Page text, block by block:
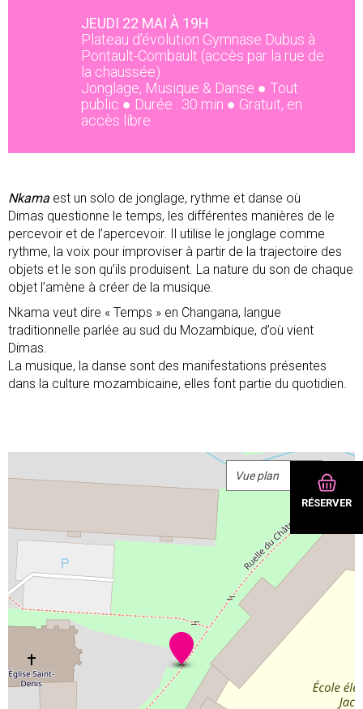
RÉSERVER
JEUDI 22 MAI À 19H
Plateau d'évolution Gymnase Dubus à
Pontault-Combault (accès par la rue de
la chaussée)
Jonglage, Musique & Danse ● Tout
public ● Durée : 30 min ● Gratuit, en
accès libre
Nkama est un solo de jonglage, rythme et danse où
Dimas questionne le temps, les différentes manières de le
percevoir et de l’apercevoir. Il utilise le jonglage comme
rythme, la voix pour improviser à partir de la trajectoire des
objets et le son qu’ils produisent. La nature du son de chaque
objet l’amène à créer de la musique.
Nkama veut dire « Temps » en Changana, langue
traditionnelle parlée au sud du Mozambique, d’où vient
Dimas.
La musique, la danse sont des manifestations présentes
dans la culture mozambicaine, elles font partie du quotidien.
−